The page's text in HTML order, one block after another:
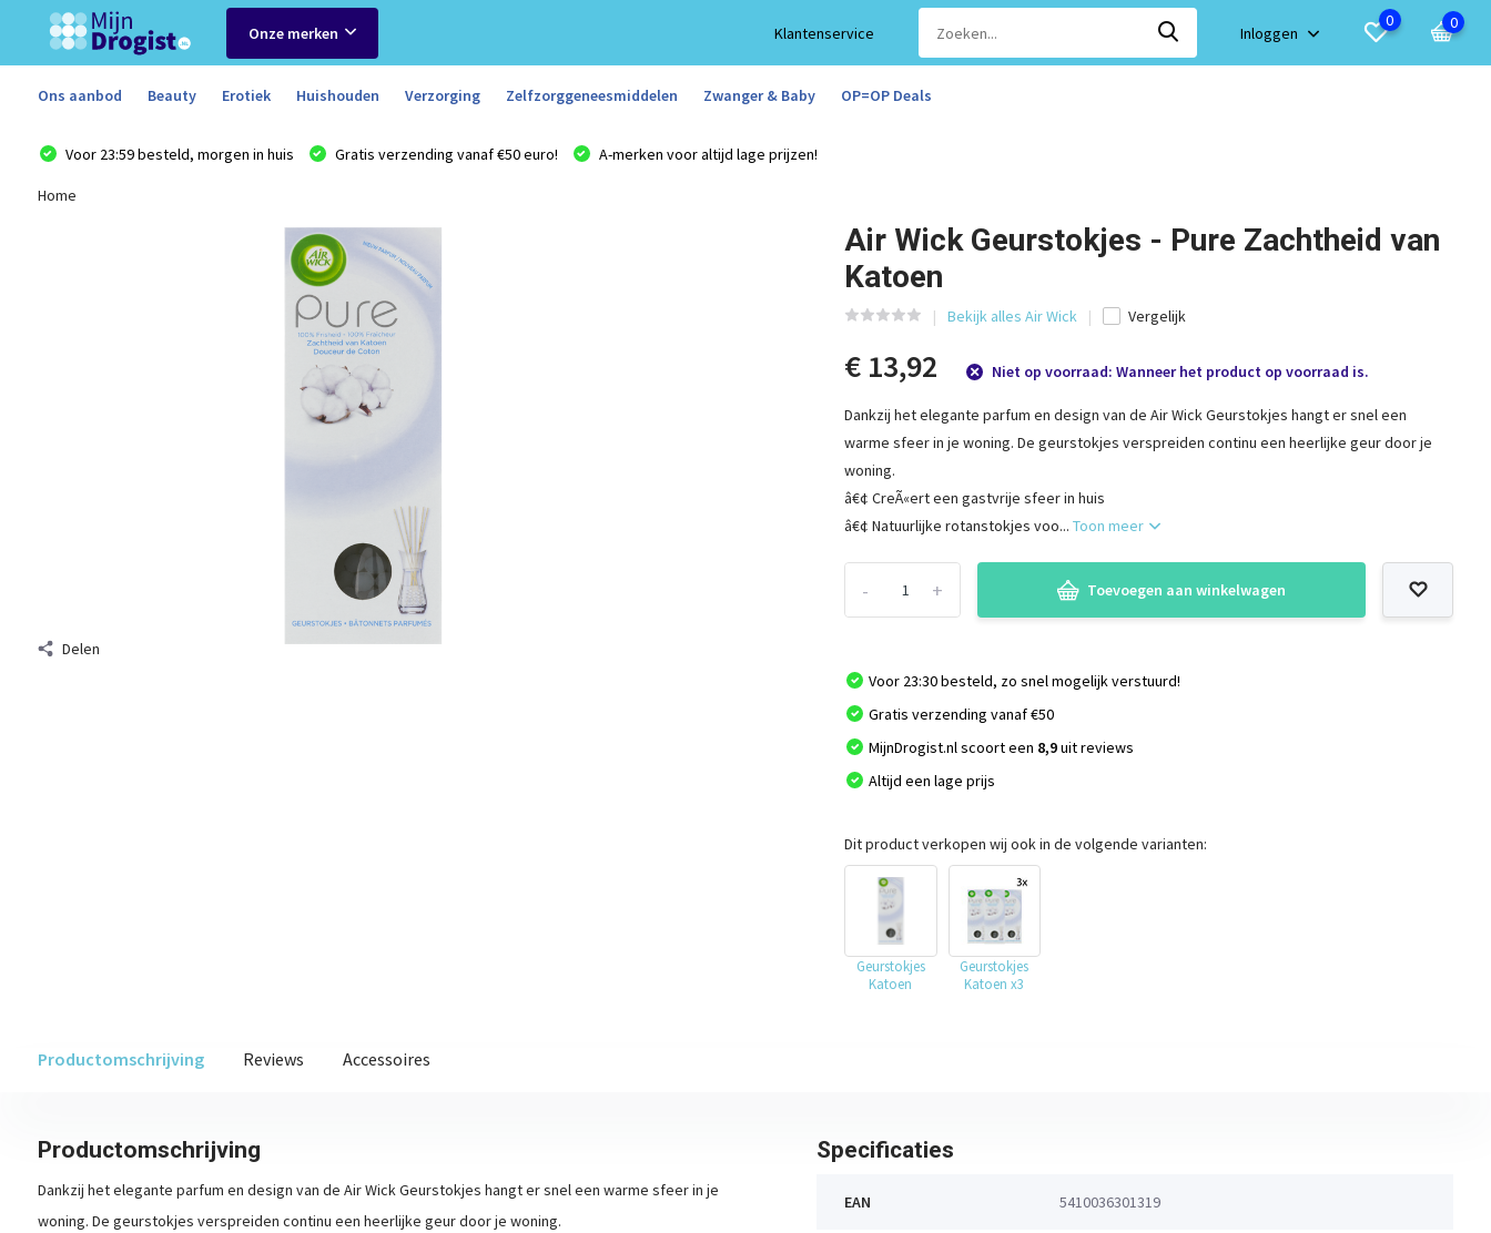
Onze merken Klantenservice Inloggen
0 0
Ons aanbod Beauty Erotiek Huishouden Verzorging Zelfzorggeneesmiddelen Zwanger & Baby OP=OP Deals
Voor 23:59 besteld, morgen in huis Gratis verzending vanaf €50 euro! A-merken voor altijd lage prijzen!
Home
Delen
Air Wick Geurstokjes - Pure Zachtheid van
Katoen
Bekijk alles Air Wick Vergelijk
€ 13,92 Niet op voorraad: Wanneer het product op voorraad is.
Dankzij het elegante parfum en design van de Air Wick Geurstokjes hangt er snel een
warme sfeer in je woning. De geurstokjes verspreiden continu een heerlijke geur door je
woning.
â€¢ CreÃ«ert een gastvrije sfeer in huis
â€¢ Natuurlijke rotanstokjes voo...Toon meer
+
- Toevoegen aan winkelwagen
Voor 23:30 besteld, zo snel mogelijk verstuurd!
Gratis verzending vanaf €50
MijnDrogist.nl scoort een 8,9uit reviews
Altijd een lage prijs
Dit product verkopen wij ook in de volgende varianten:
Geurstokjes
Katoen
Geurstokjes
Katoen x3
Productomschrijving Reviews Accessoires
Productomschrijving
Dankzij het elegante parfum en design van de Air Wick Geurstokjes hangt er snel een warme sfeer in je
woning. De geurstokjes verspreiden continu een heerlijke geur door je woning.
Specificaties
EAN 5410036301319